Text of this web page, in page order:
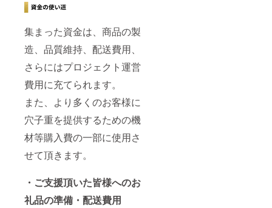
集まった資金は、商品の製
造、品質維持、配送費用、
さらにはプロジェクト運営
費用に充てられます。
また、より多くのお客様に
穴子重を提供するための機
材等購入費の一部に使用さ
せて頂きます。
・ご支援頂いた皆様へのお
礼品の準備・配送費用